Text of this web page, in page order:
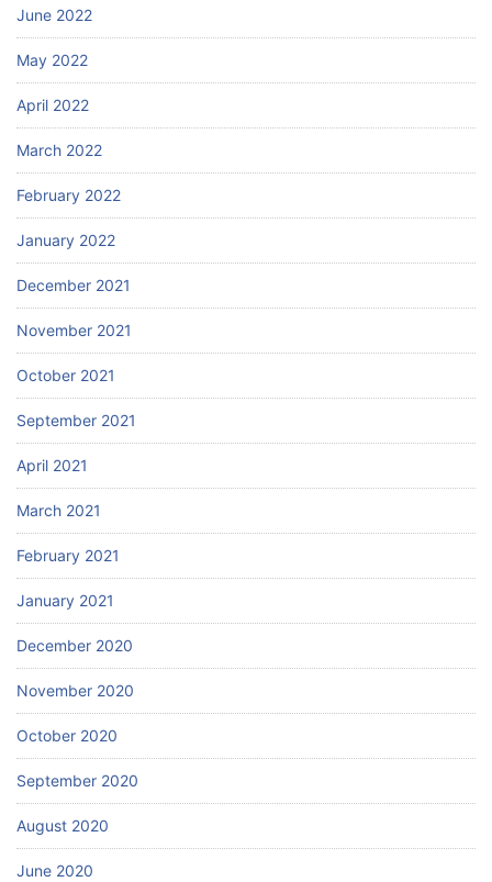
June 2022
May 2022
April 2022
March 2022
February 2022
January 2022
December 2021
November 2021
October 2021
September 2021
April 2021
March 2021
February 2021
January 2021
December 2020
November 2020
October 2020
September 2020
August 2020
June 2020